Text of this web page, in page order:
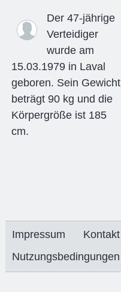
Der 47-jährige
Verteidiger
wurde am
15.03.1979 in Laval
geboren. Sein Gewicht
beträgt 90 kg und die
Körpergröße ist 185
cm.
Impressum Kontakt
Nutzungsbedingungen